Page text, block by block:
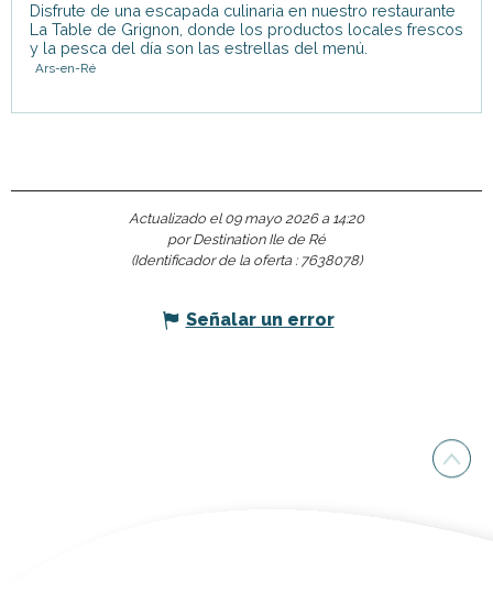
Disfrute de una escapada culinaria en nuestro restaurante
La Table de Grignon, donde los productos locales frescos
y la pesca del día son las estrellas del menú.
Ars-en-Ré
Actualizado el 09 mayo 2026 a 14:20
por Destination Ile de Ré
(Identificador de la oferta : 7638078)
Señalar un error